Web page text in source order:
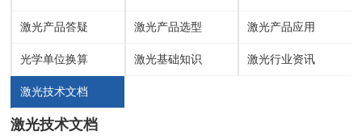
激光产品答疑 激光产品选型 激光产品应用
光学单位换算 激光基础知识 激光行业资讯
激光技术文档
激光技术文档